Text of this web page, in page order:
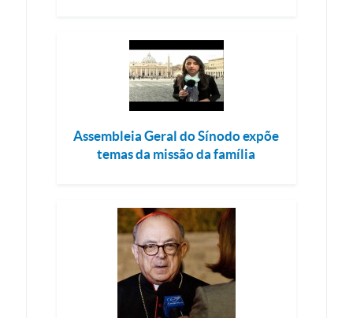
Assembleia Geral do Sínodo expõe
temas da missão da família